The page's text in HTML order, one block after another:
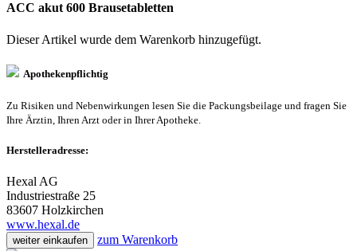
ACC akut 600 Brausetabletten
Dieser Artikel wurde dem Warenkorb hinzugefügt.
Apothekenpflichtig
Zu Risiken und Nebenwirkungen lesen Sie die Packungsbeilage und fragen Sie
Ihre Ärztin, Ihren Arzt oder in Ihrer Apotheke.
Herstelleradresse:
Hexal AG
Industriestraße 25
83607 Holzkirchen
www.hexal.de
weiter einkaufen zum Warenkorb